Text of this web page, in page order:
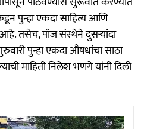
पुन्हा एकदा साहित्य आणि
तसेच, पॉज संस्थेने दुसऱ्यांदा
पुन्हा एकदा औषधांचा साठा
माहिती निलेश भणगे यांनी दिली